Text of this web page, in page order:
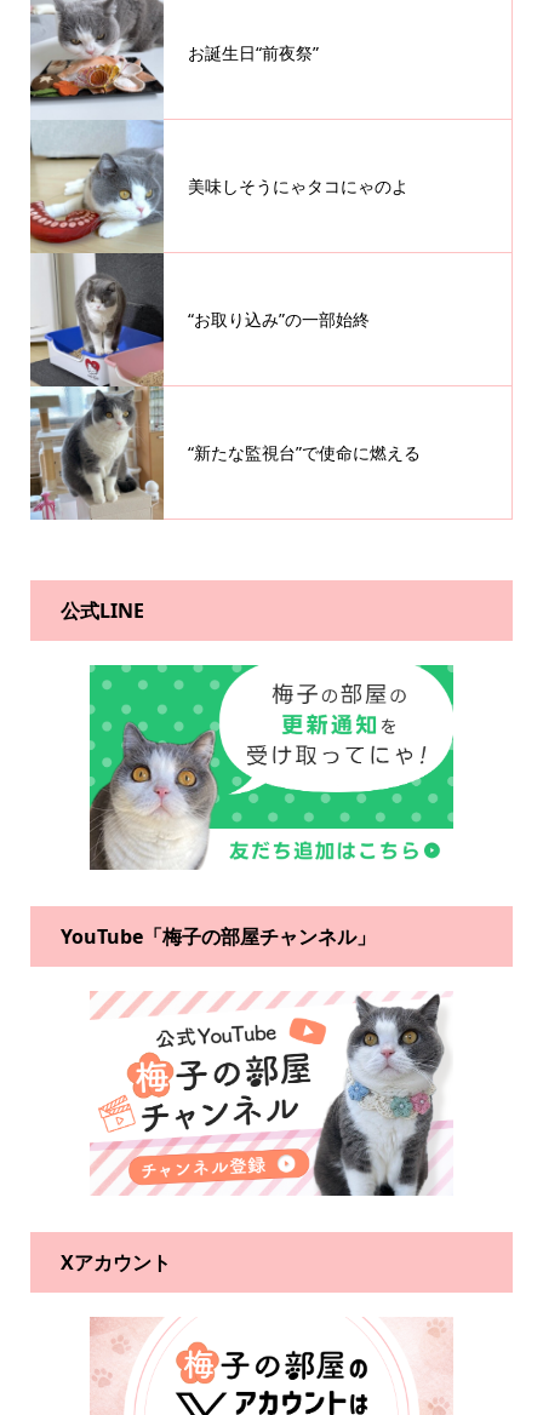
お誕生日“前夜祭”
美味しそうにゃタコにゃのよ
“お取り込み”の一部始終
“新たな監視台”で使命に燃える
公式LINE
YouTube「梅子の部屋チャンネル」
Xアカウント